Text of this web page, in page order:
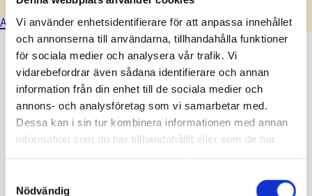
Vi använder enhetsidentifierare för att anpassa innehållet
och annonserna till användarna, tillhandahålla funktioner
för sociala medier och analysera vår trafik. Vi
vidarebefordrar även sådana identifierare och annan
information från din enhet till de sociala medier och
annons- och analysföretag som vi samarbetar med.
Dessa kan i sin tur kombinera informationen med annan
information som du har tillhandahållit eller som de har
Nödvändig
Anmäl dig här!